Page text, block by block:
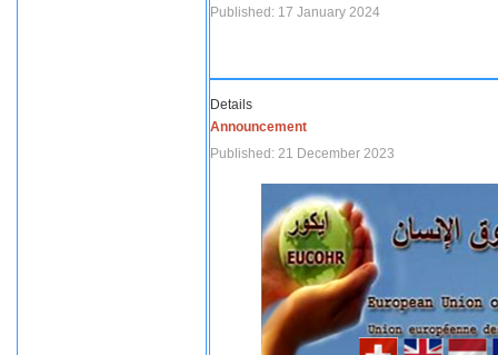
Published: 17 January 2024
Details
Announcement
Published: 21 December 2023